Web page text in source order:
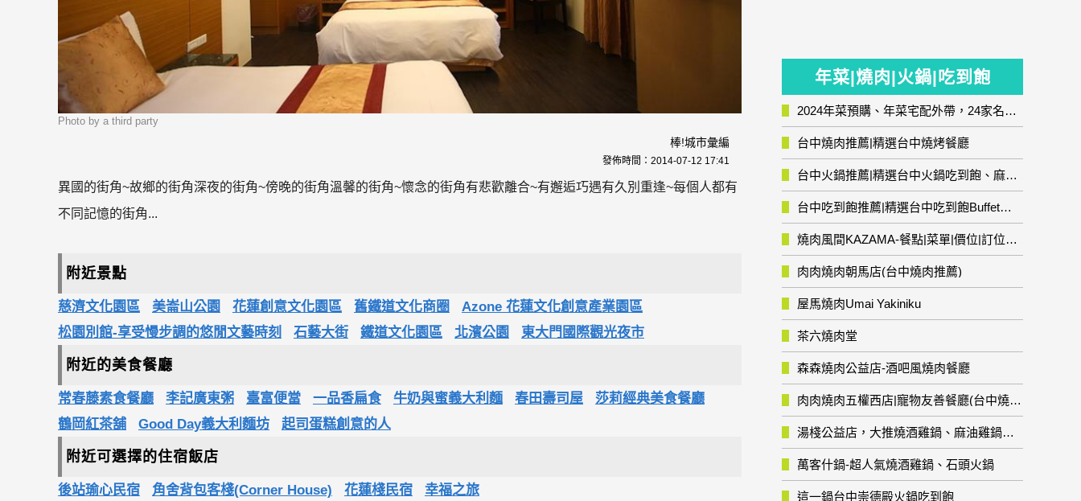
Photo by a third party
棒!城市彙編
發佈時間： 2014-07-12 17:41
異國的街角~故鄉的街角深夜的街角~傍晚的街角溫馨的街角~懷念的街角有悲歡離合~有邂逅巧遇有久別重逢~每個人都有
不同記憶的街角...
附近景點
慈濟文化園區 美崙山公園 花蓮創意文化園區 舊鐵道文化商圈
Azone 花蓮文化創意產業園區
松園別館-享受慢步調的悠閒文藝時刻
石藝大街 鐵道文化園區 北濱公園 東大門國際觀光夜市
附近的美食餐廳
常春藤素食餐廳 李記廣東粥 臺富便當 一品香扁食 牛奶與蜜義大利麵 春田壽司屋
莎莉經典美食餐廳
鶴岡紅茶舖
Good Day義大利麵坊 起司蛋糕創意的人
附近可選擇的住宿飯店
後站瑜心民宿 角舍背包客棧(Corner House) 花蓮棧民宿
幸福之旅
年菜|燒肉|火鍋|吃到飽
2024年菜預購、年菜宅配外帶，24家名店年菜推薦整理，圍爐輕鬆上菜團圓趣
台中燒肉推薦|精選台中燒烤餐廳
台中火鍋推薦|精選台中火鍋吃到飽、麻辣鍋、鴛鴦鍋、石頭火鍋、酸菜白肉鍋、海鮮鍋、燒酒雞、麻油雞、壽喜燒等熱門人氣火鍋店!
台中吃到飽推薦|精選台中吃到飽Buffet自助餐廳
燒肉風間KAZAMA-餐點|菜單|價位|訂位資訊
肉肉燒肉朝馬店(台中燒肉推薦)
屋馬燒肉Umai Yakiniku
茶六燒肉堂
森森燒肉公益店-酒吧風燒肉餐廳
肉肉燒肉五權西店|寵物友善餐廳(台中燒肉推薦)
湯棧公益店，大推燒酒雞鍋、麻油雞鍋暖暖有夠補
萬客什鍋-超人氣燒酒雞鍋、石頭火鍋
這一鍋台中崇德殿火鍋吃到飽